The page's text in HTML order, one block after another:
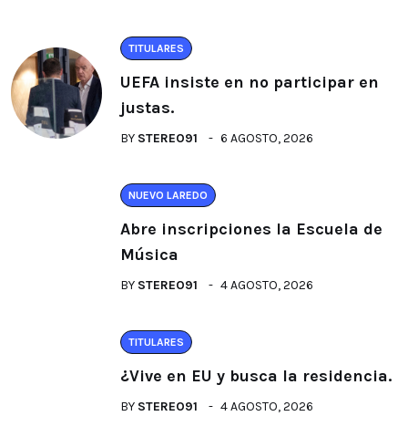
TITULARES
UEFA insiste en no participar en
justas.
BY STEREO91 6 AGOSTO, 2026
NUEVO LAREDO
Abre inscripciones la Escuela de
Música
BY STEREO91 4 AGOSTO, 2026
TITULARES
¿Vive en EU y busca la residencia.
BY STEREO91 4 AGOSTO, 2026